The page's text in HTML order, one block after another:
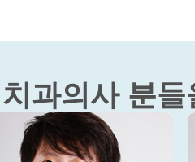
과의사 분